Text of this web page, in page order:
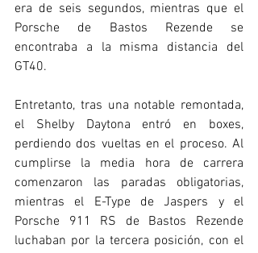
era de seis segundos, mientras que el
Porsche de Bastos Rezende se
encontraba a la misma distancia del
GT40.
Entretanto, tras una notable remontada,
el Shelby Daytona entró en boxes,
perdiendo dos vueltas en el proceso. Al
cumplirse la media hora de carrera
comenzaron las paradas obligatorias,
mientras el E-Type de Jaspers y el
Porsche 911 RS de Bastos Rezende
luchaban por la tercera posición, con el